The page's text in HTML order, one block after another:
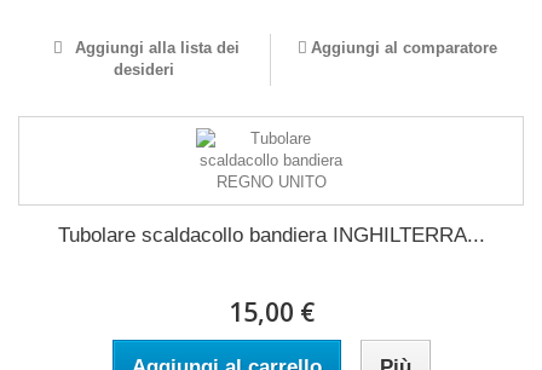
Aggiungi alla lista dei
desideri
Aggiungi al comparatore
Tubolare scaldacollo bandiera INGHILTERRA...
15,00 €